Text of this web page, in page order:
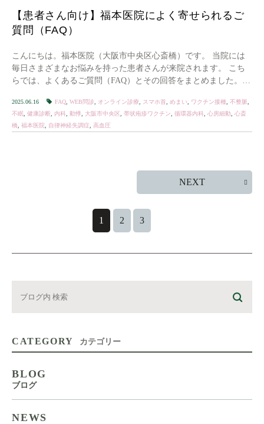
【患者さん向け】福本医院によく寄せられるご
質問（FAQ）
こんにちは。福本医院（大阪市中央区心斎橋）です。 当院には
毎日さまざまなお悩みを持った患者さんが来院されます。 こち
らでは、よくあるご質問（FAQ）とその回答をまとめました。
2025.06.16 FAQ WEB問診 オンライン診療 スマホ首 めまい ワクチン接種 不整脈
不眠 健康診断 内科 動悸 大阪市中央区 帯状疱疹ワクチン 循環器内科 心房細動 心斎
橋 福本医院 自律神経失調症 高血圧
1 2 3
NEXT
CATEGORY カテゴリー
BLOG
ブログ
NEWS